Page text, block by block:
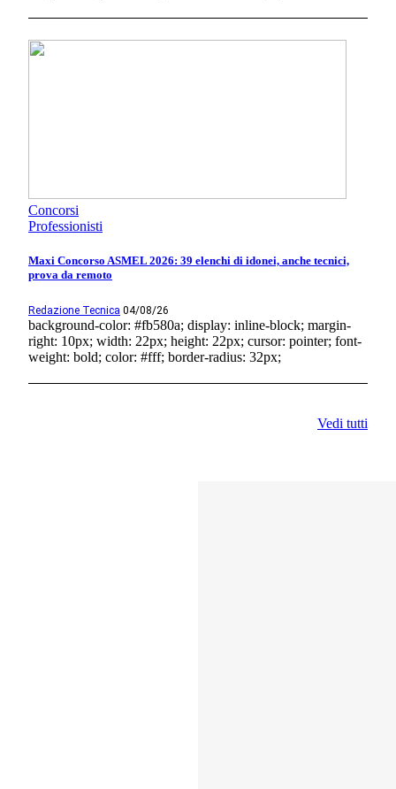
Concorsi
Professionisti
Maxi Concorso ASMEL 2026: 39 elenchi di idonei, anche tecnici,
prova da remoto
Redazione Tecnica 04/08/26
background-color: #fb580a; display: inline-block; margin-
right: 10px; width: 22px; height: 22px; cursor: pointer; font-
weight: bold; color: #fff; border-radius: 32px;
Vedi tutti